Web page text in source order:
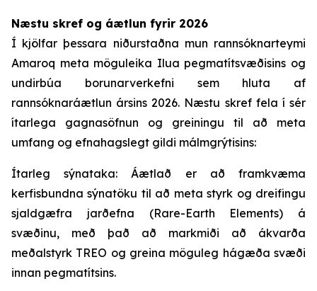
Næstu skref og áætlun fyrir 2026
Í kjölfar þessara niðurstaðna mun rannsóknarteymi
Amaroq meta möguleika Ilua pegmatítsvæðisins og
undirbúa borunarverkefni sem hluta af
rannsóknaráætlun ársins 2026. Næstu skref fela í sér
ítarlega gagnasöfnun og greiningu til að meta
umfang og efnahagslegt gildi málmgrýtisins:
Ítarleg sýnataka: Áætlað er að framkvæma
kerfisbundna sýnatöku til að meta styrk og dreifingu
sjaldgæfra jarðefna (Rare-Earth Elements) á
svæðinu, með það að markmiði að ákvarða
meðalstyrk TREO og greina möguleg hágæða svæði
innan pegmatítsins.